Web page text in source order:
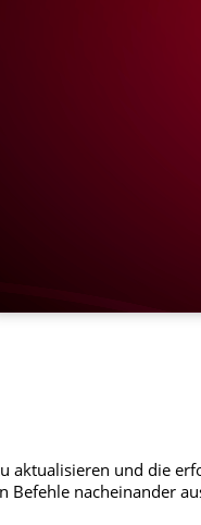
aktualisieren und die
Befehle nacheinander